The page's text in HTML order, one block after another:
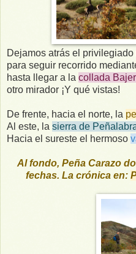
Dejamos atrás el
para seguir recorrido
hasta llegar a la collada
otro mirador ¡Y qué vistas!
De frente, hacia el norte, la
Al este, la sierra de
Hacia el sureste el hermoso
Al fondo, Peña Carazo
fechas. La crónica en: